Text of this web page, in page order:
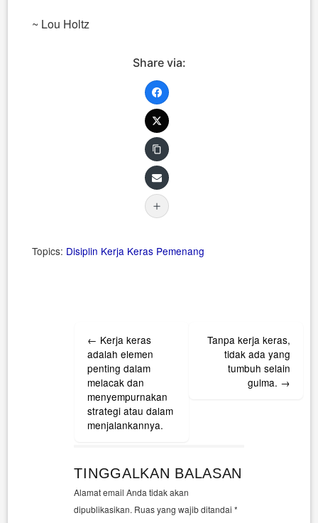
~ Lou Holtz
Share via:
Topics: Disiplin Kerja Keras Pemenang
navigation
← Kerja keras
adalah elemen
penting dalam
melacak dan
menyempurnakan
strategi atau dalam
menjalankannya.
Tanpa kerja keras,
tidak ada yang
tumbuh selain
gulma. →
TINGGALKAN BALASAN
Alamat email Anda tidak akan
dipublikasikan. Ruas yang wajib ditandai*